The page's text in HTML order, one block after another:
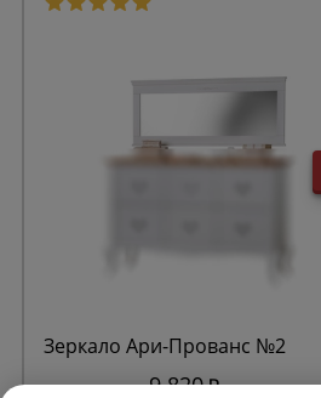
Зеркало Ари-Прованс №2
9 820